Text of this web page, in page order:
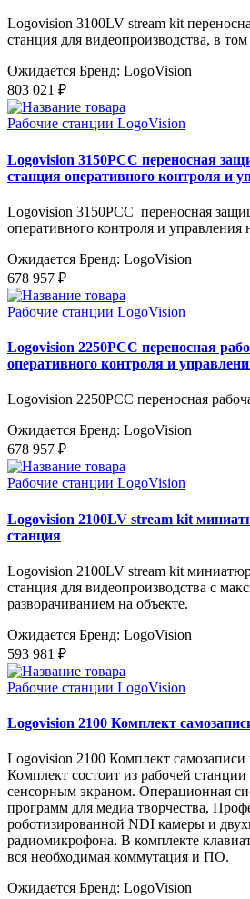
Logovision 3100LV stream kit
станция для видеопроизводства, в
Ожидается Бренд: LogoVision
803 021 ₽
Рабочие станции LogoVision
Logovision 3150PCC переносная
станция оперативного контроля и
Logovision 3150PCC переносная
оперативного контроля и управления
Ожидается Бренд: LogoVision
678 957 ₽
Рабочие станции LogoVision
Logovision 2250PCC переносная
оперативного контроля и
Logovision 2250PCC переносная
Ожидается Бренд: LogoVision
678 957 ₽
Рабочие станции LogoVision
Logovision 2100LV stream kit
станция
Logovision 2100LV stream kit
станция для видеопроизводства с
разворачиванием на объекте.
Ожидается Бренд: LogoVision
593 981 ₽
Рабочие станции LogoVision
Logovision 2100 Комплект
Logovision 2100 Комплект самозаписи
Комплект состоит из рабочей
сенсорным экраном. Операционная
программ для медиа творчества,
роботизированной NDI камеры и
радиомикрофона. В комплекте
вся необходимая коммутация и ПО.
Ожидается Бренд: LogoVision